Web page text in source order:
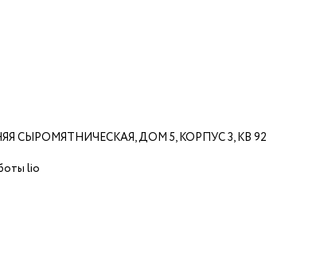
СЫРОМЯТНИЧЕСКАЯ, ДОМ 5, КОРПУС 3, КВ 92
lio